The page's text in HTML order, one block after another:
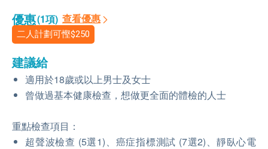
優惠(1項) 查看優惠
二人計劃可慳$250
建議給
適用於18歲或以上男士及女士
曾做過基本健康檢查，想做更全面的體檢的人士
重點檢查項目：
超聲波檢查 (5選1)、癌症指標測試 (7選2)、靜臥心電